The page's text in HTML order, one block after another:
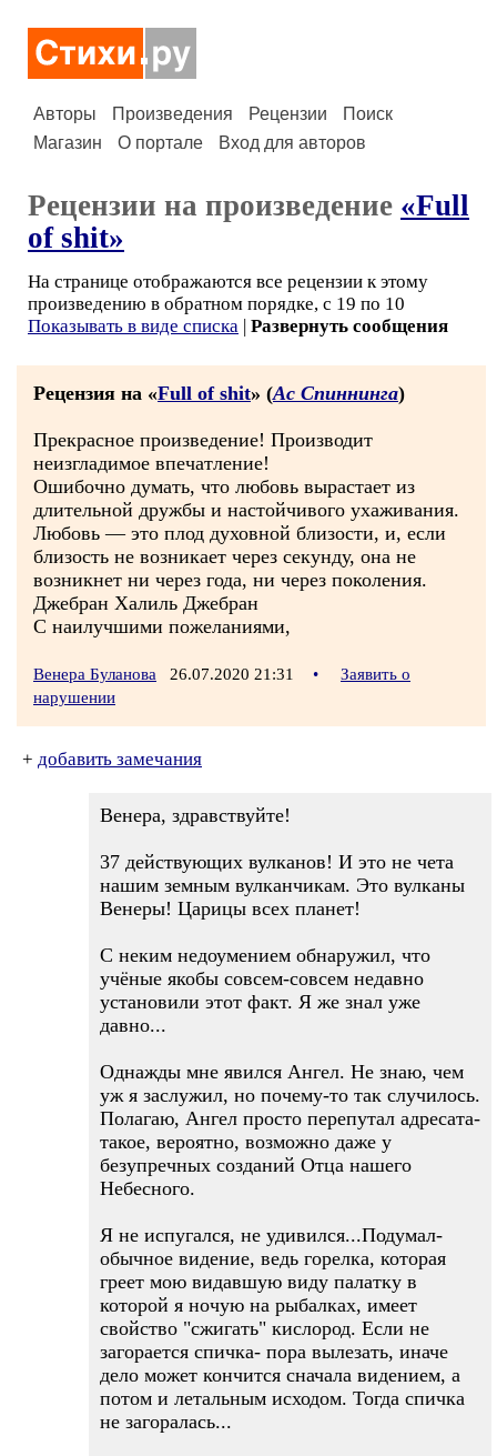
Авторы Произведения Рецензии
Поиск
Магазин
О портале Вход для авторов
Рецензии на произведение «Full
of shit»
На странице отображаются все рецензии к этому
произведению в обратном порядке, с 19 по 10
Показывать в виде списка | Развернуть сообщения
Рецензия на «Full of shit» (Ас Спиннинга)
Прекрасное произведение! Производит
неизгладимое впечатление!
Ошибочно думать, что любовь вырастает из
длительной дружбы и настойчивого ухаживания.
Любовь — это плод духовной близости, и, если
близость не возникает через секунду, она не
возникнет ни через года, ни через поколения.
Джебран Халиль Джебран
С наилучшими пожеланиями,
Венера Буланова 26.07.2020 21:31 •
Заявить о
нарушении
+ добавить замечания
Венера, здравствуйте!
37 действующих вулканов! И это не чета
нашим земным вулканчикам. Это вулканы
Венеры! Царицы всех планет!
С неким недоумением обнаружил, что
учёные якобы совсем-совсем недавно
установили этот факт. Я же знал уже
давно...
Однажды мне явился Ангел. Не знаю, чем
уж я заслужил, но почему-то так случилось.
Полагаю, Ангел просто перепутал адресата-
такое, вероятно, возможно даже у
безупречных созданий Отца нашего
Небесного.
Я не испугался, не удивился...Подумал-
обычное видение, ведь горелка, которая
греет мою видавшую виду палатку в
которой я ночую на рыбалках, имеет
свойство "сжигать" кислород. Если не
загорается спичка- пора вылезать, иначе
дело может кончится сначала видением, а
потом и летальным исходом. Тогда спичка
не загоралась...